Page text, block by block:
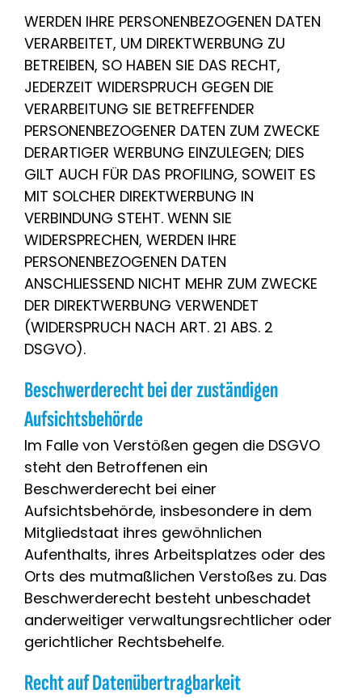
WERDEN IHRE PERSONENBEZOGENEN DATEN
VERARBEITET, UM DIREKTWERBUNG ZU
BETREIBEN, SO HABEN SIE DAS RECHT,
JEDERZEIT WIDERSPRUCH GEGEN DIE
VERARBEITUNG SIE BETREFFENDER
PERSONENBEZOGENER DATEN ZUM ZWECKE
DERARTIGER WERBUNG EINZULEGEN; DIES
GILT AUCH FÜR DAS PROFILING, SOWEIT ES
MIT SOLCHER DIREKTWERBUNG IN
VERBINDUNG STEHT. WENN SIE
WIDERSPRECHEN, WERDEN IHRE
PERSONENBEZOGENEN DATEN
ANSCHLIESSEND NICHT MEHR ZUM ZWECKE
DER DIREKTWERBUNG VERWENDET
(WIDERSPRUCH NACH ART. 21 ABS. 2
DSGVO).
Beschwerde­recht bei der zuständigen
Aufsichts­behörde
Im Falle von Verstößen gegen die DSGVO
steht den Betroffenen ein
Beschwerderecht bei einer
Aufsichtsbehörde, insbesondere in dem
Mitgliedstaat ihres gewöhnlichen
Aufenthalts, ihres Arbeitsplatzes oder des
Orts des mutmaßlichen Verstoßes zu. Das
Beschwerderecht besteht unbeschadet
anderweitiger verwaltungsrechtlicher oder
gerichtlicher Rechtsbehelfe.
Recht auf Daten­übertrag­barkeit